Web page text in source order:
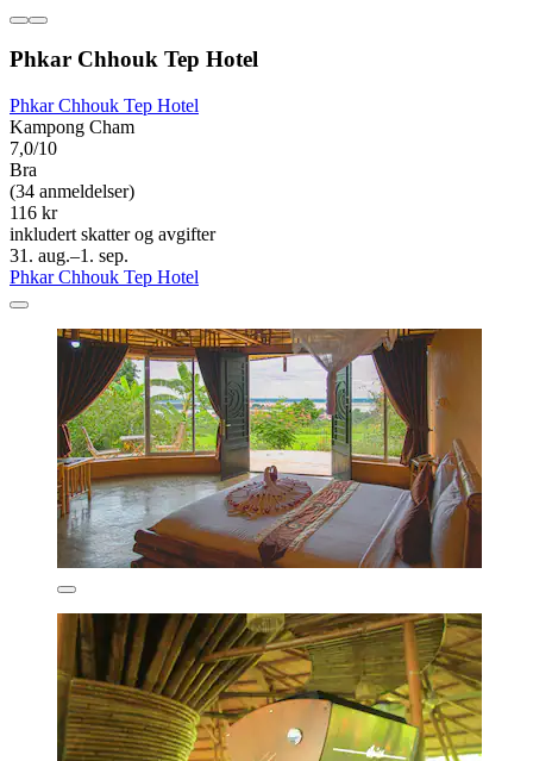
Phkar Chhouk Tep Hotel
Phkar Chhouk Tep Hotel
Kampong Cham
7,0/10
Bra
(34 anmeldelser)
116 kr
inkludert skatter og avgifter
31. aug.–1. sep.
Phkar Chhouk Tep Hotel